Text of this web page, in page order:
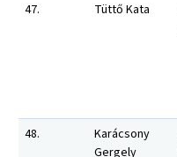
47.
Tüttő Kata
48.
Karácsony
Gergely